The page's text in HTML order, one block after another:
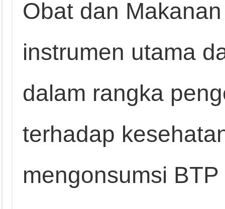
Obat dan
instrumen utama
dalam rangka
terhadap
mengonsumsi